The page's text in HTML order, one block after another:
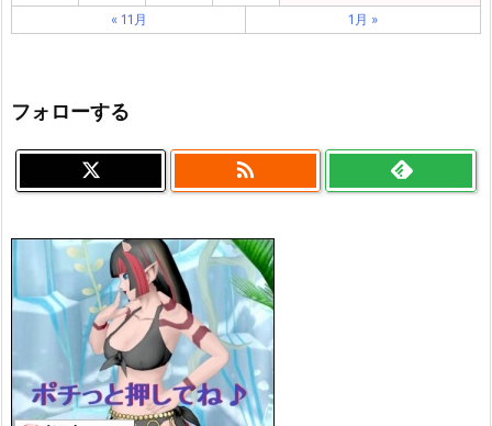
« 11月 1月 »
フォローする
